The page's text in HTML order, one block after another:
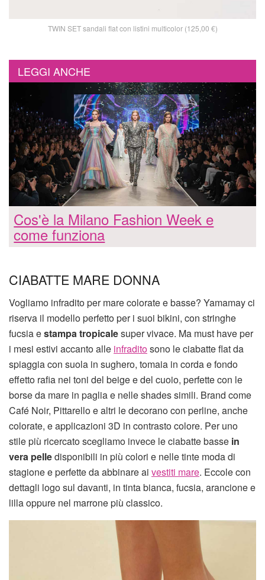
TWIN SET sandali flat con listini multicolor (125,00 €)
LEGGI ANCHE
Cos'è la Milano Fashion Week e
come funziona
CIABATTE MARE DONNA
Vogliamo infradito per mare colorate e basse? Yamamay ci
riserva il modello perfetto per i suoi bikini, con stringhe
fucsia estampa tropicalesuper vivace. Ma must have per
i mesi estivi accanto alle infraditosono le ciabatte flat da
spiaggia con suola in sughero, tomaia in corda e fondo
effetto rafia nei toni del beige e del cuoio, perfette con le
borse da mare in paglia e nelle shades simili. Brand come
Café Noir, Pittarello e altri le decorano con perline, anche
colorate, e applicazioni 3D in contrasto colore. Per uno
stile più ricercato scegliamo invece le ciabatte basse in
vera pelledisponibili in più colori e nelle tinte moda di
stagione e perfette da abbinare ai vestiti mare. Eccole con
dettagli logo sul davanti, in tinta bianca, fucsia, arancione e
lilla oppure nel marrone più classico.